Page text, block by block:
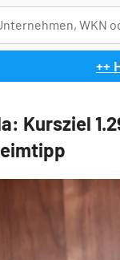
++
Kursziel